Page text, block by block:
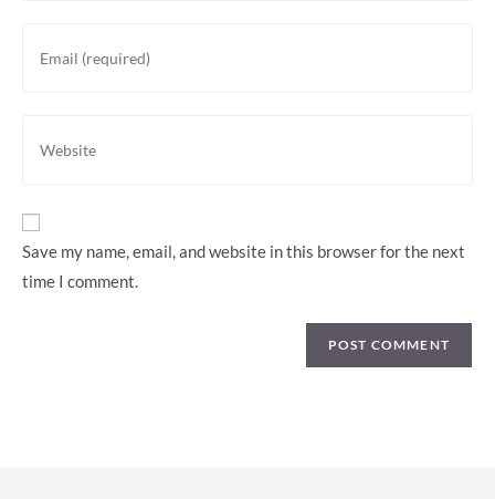
username
your
your
URL
Save my name, email, and website in this browser for the next
time I comment.